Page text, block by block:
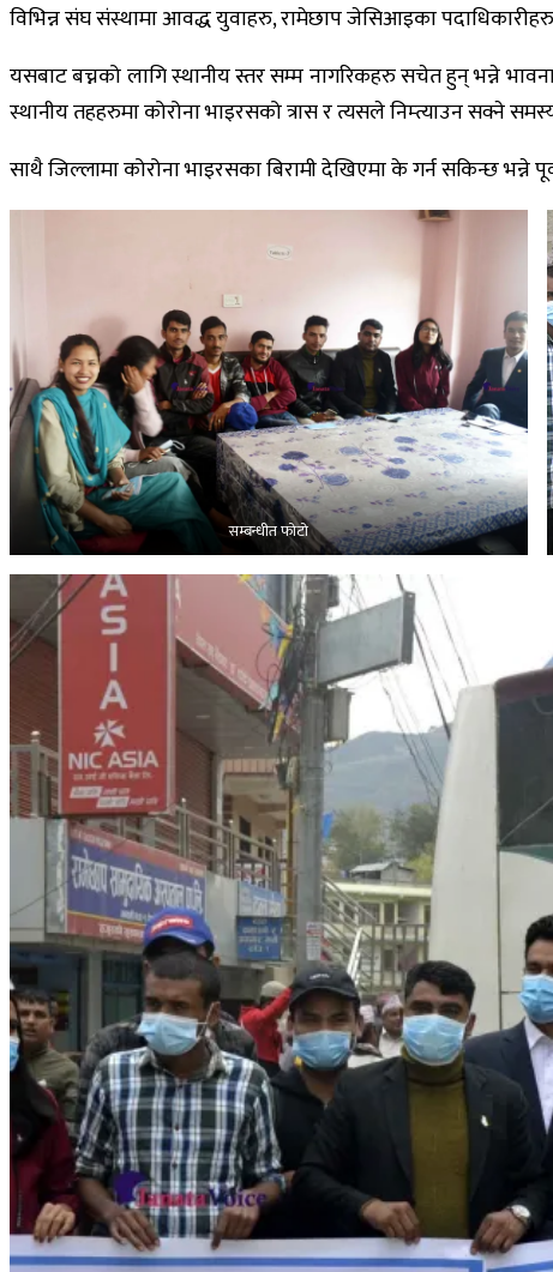
विभिन्न संघ संस्थामा आवद्ध युवाहरु, रामेछाप जेसिआइका
यसबाट बच्नको लागि स्थानीय स्तर सम्म नागरिकहरु सचेत हुन् भन्ने
स्थानीय तहहरुमा कोरोना भाइरसको त्रास र त्यसले निम्त्याउन सक्ने
साथै जिल्लामा कोरोना भाइरसका बिरामी देखिएमा के गर्न सकिन्छ
सम्बन्धीत फोटो